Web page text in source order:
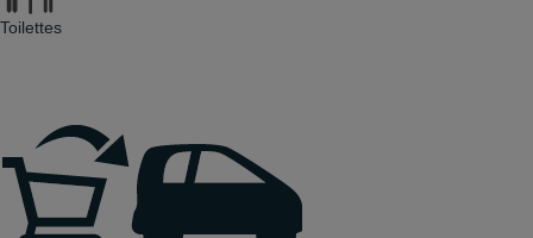
Toilettes